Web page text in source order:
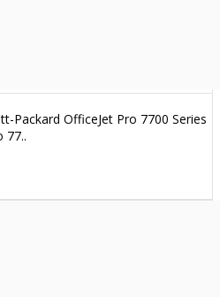
Packard OfficeJet Pro 7700 Series
77..